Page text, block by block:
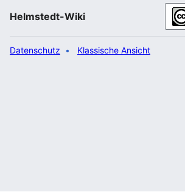
Helmstedt-Wiki
Datenschutz Klassische Ansicht